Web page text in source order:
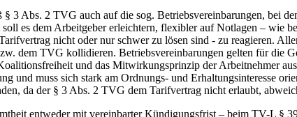
3 Abs. 2 TVG auch auf die sog. Betriebsvereinbarungen, bei
es dem Arbeitgeber erleichtern, flexibler auf Notlagen – wie
nicht oder nur schwer zu lösen sind - zu reagieren.
dem TVG kollidieren. Betriebsvereinbarungen gelten für die
und das Mitwirkungsprinzip der Arbeitnehmer
und muss sich stark am Ordnungs- und Erhaltungsinteresse
da der § 3 Abs. 2 TVG dem Tarifvertrag nicht erlaubt,
entweder mit vereinbarter Kündigungsfrist – beim TV-L